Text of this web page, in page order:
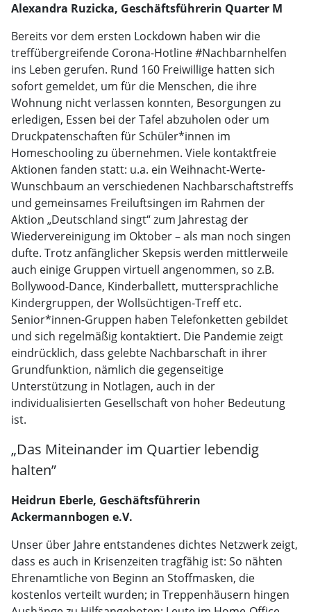
Alexandra Ruzicka, Geschäftsführerin Quarter M
Bereits vor dem ersten Lockdown haben wir die
treffübergreifende Corona-Hotline #Nachbarnhelfen
ins Leben gerufen. Rund 160 Freiwillige hatten sich
sofort gemeldet, um für die Menschen, die ihre
Wohnung nicht verlassen konnten, Besorgungen zu
erledigen, Essen bei der Tafel abzuholen oder um
Druckpatenschaften für Schüler*innen im
Homeschooling zu übernehmen. Viele kontaktfreie
Aktionen fanden statt: u.a. ein Weihnacht-Werte-
Wunschbaum an verschiedenen Nachbarschaftstreffs
und gemeinsames Freiluftsingen im Rahmen der
Aktion „Deutschland singt“ zum Jahrestag der
Wiedervereinigung im Oktober – als man noch singen
dufte. Trotz anfänglicher Skepsis werden mittlerweile
auch einige Gruppen virtuell angenommen, so z.B.
Bollywood-Dance, Kinderballett, muttersprachliche
Kindergruppen, der Wollsüchtigen-Treff etc.
Senior*innen-Gruppen haben Telefonketten gebildet
und sich regelmäßig kontaktiert. Die Pandemie zeigt
eindrücklich, dass gelebte Nachbarschaft in ihrer
Grundfunktion, nämlich die gegenseitige
Unterstützung in Notlagen, auch in der
individualisierten Gesellschaft von hoher Bedeutung
ist.
„Das Miteinander im Quartier lebendig
halten”
Heidrun Eberle, Geschäftsführerin
Ackermannbogen e.V.
Unser über Jahre entstandenes dichtes Netzwerk zeigt,
dass es auch in Krisenzeiten tragfähig ist: So nähten
Ehrenamtliche von Beginn an Stoffmasken, die
kostenlos verteilt wurden; in Treppenhäusern hingen